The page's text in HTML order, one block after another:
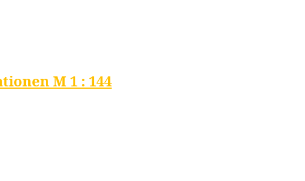
M 1 : 144